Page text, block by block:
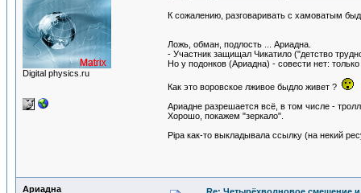
Digital physics.ru
К сожалению, разговаривать с хамоватым
Ложь, обман, подлость ... Ариадна.
- Участник защищал Чикатило ("детство
Но у подонков (Ариадна) - совести нет:
Как это воровское лживое быдло живет ?
Ариадне разрешается всё, в том числе -
Хорошо, покажем "зеркало".
Pipa как-то выкладывала ссылку (на некий
Ариадна